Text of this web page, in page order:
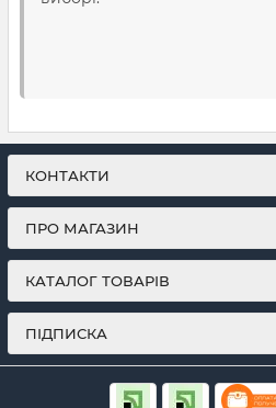
КОНТАКТИ
ПРО МАГАЗИН
КАТАЛОГ ТОВАРІВ
ПІДПИСКА